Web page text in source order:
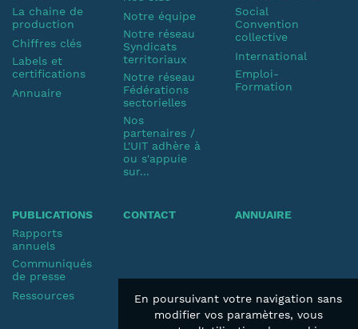
La chaine de
production
Chiffres clés
Labels et
certifications
Annuaire
Notre équipe
Notre réseau
Syndicats
territoriaux
Notre réseau
Fédérations
sectorielles
Nos
partenaires /
L'UIT adhère à
ou s'appuie
sur...
Social
Convention
collective
International
Emploi-
Formation
PUBLICATIONS
Rapports
annuels
Communiqués
de presse
Ressources
CONTACT ANNUAIRE
En poursuivant votre navigation sans
modifier vos paramètres, vous